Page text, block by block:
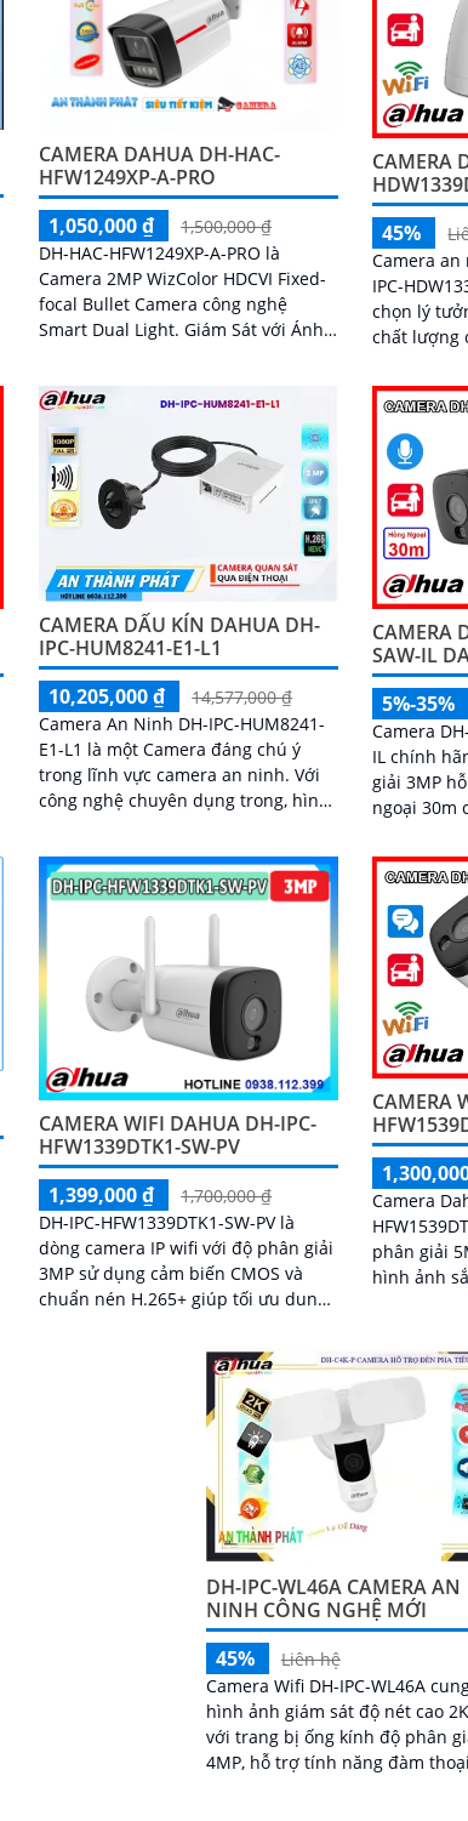
CAMERA DAHUA DH-HAC-
HFW1249XP-A-PRO
1,050,000 ₫
1,500,000 ₫
DH-HAC-HFW1249XP-A-PRO là
Camera 2MP WizColor HDCVI Fixed-
focal Bullet Camera công nghệ
Smart Dual Light. Giám Sát với Ánh
chiếu sáng HD Anlog mặt trước
bằng kim loại + phần thân bằng
nhựa + Giá đỡ bằng kim loại
CAMERA
45%
Camera an
IPC-
chọn lý
chất lượng cao. Với tính
và loa
người và
giải 3MP
an toàn
phòng của
CAMERA DẤU KÍN DAHUA DH-
IPC-HUM8241-E1-L1
10,205,000 ₫
14,577,000 ₫
Camera An Ninh DH-IPC-HUM8241-
E1-L1 là một Camera đáng chú ý
trong lĩnh vực camera an ninh. Với
công nghệ chuyên dụng trong, hình
và sáng đẹp
CAMERA
SAW-IL
5%-35%
Camera
IL chính
giải 3MP
ngoại 30m
micro ghi
nghệ AI
phương
CAMERA WIFI DAHUA DH-IPC-
HFW1339DTK1-SW-PV
1,399,000 ₫
1,700,000 ₫
DH-IPC-HFW1339DTK1-SW-PV là
dòng camera IP wifi với độ phân giải
3MP sử dụng cảm biến CMOS và
chuẩn nén H.265+ giúp tối ưu dung
CAMERA
Camera
phân giải
hình ảnh
DH-IPC-WL46A CAMERA AN
NINH CÔNG NGHỆ MỚI
45%
Liên hệ
Camera Wifi DH-IPC-WL46A
hình ảnh giám sát độ nét cao
với trang bị ống kính độ phân
4MP, hỗ trợ tính năng đàm